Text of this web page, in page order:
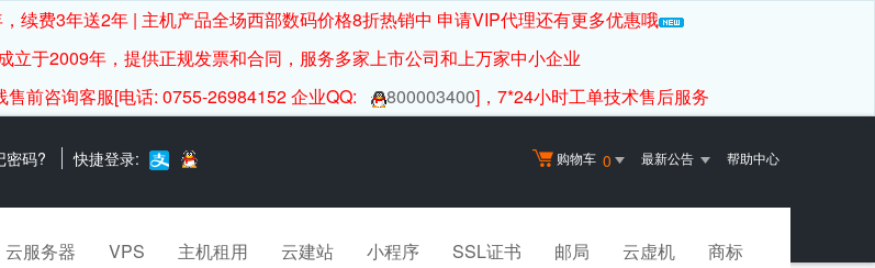
续费3年送2年 | 主机产品全场西部数码价格8折热销中 申请VIP代理还有更多优惠哦
立于2009年，提供正规发票和合同，服务多家上市公司和上万家中小企业
前咨询客服[电话: 0755-26984152 企业QQ:
800003400]，7*24小时工单技术售后服务
购物车 0 最新公告 帮助中心
密码? 快捷登录:
云服务器 VPS 主机租用 云建站 小程序 SSL证书 邮局 云虚机 商标